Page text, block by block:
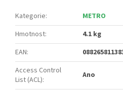
Kategorie:
METRO
Hmotnost:
4.1 kg
EAN:
Access Control
List (ACL): Ano